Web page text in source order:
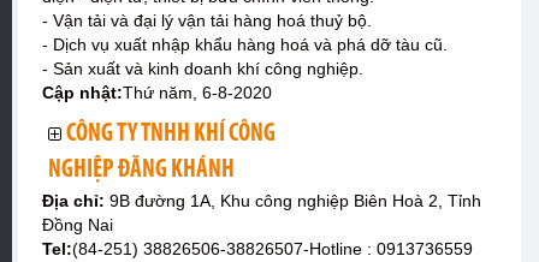
- Vận tải và đại lý vận tải hàng hoá thuỷ bộ.
- Dịch vụ xuất nhập khẩu hàng hoá và phá dỡ tàu cũ.
- Sản xuất và kinh doanh khí công nghiệp.
Cập nhật:Thứ năm, 6-8-2020
CÔNG TY TNHH KHÍ CÔNG
NGHIỆP ĐĂNG KHÁNH
Địa chỉ: 9B đường 1A, Khu công nghiệp Biên Hoà 2, Tỉnh
Đồng Nai
Tel:(84-251) 38826506-38826507-Hotline : 0913736559